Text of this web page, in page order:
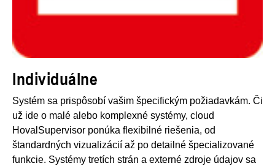
Individuálne
Systém sa prispôsobí vašim špecifickým požiadavkám. Či
už ide o malé alebo komplexné systémy, cloud
HovalSupervisor ponúka flexibilné riešenia, od
štandardných vizualizácií až po detailné špecializované
funkcie. Systémy tretích strán a externé zdroje údajov sa